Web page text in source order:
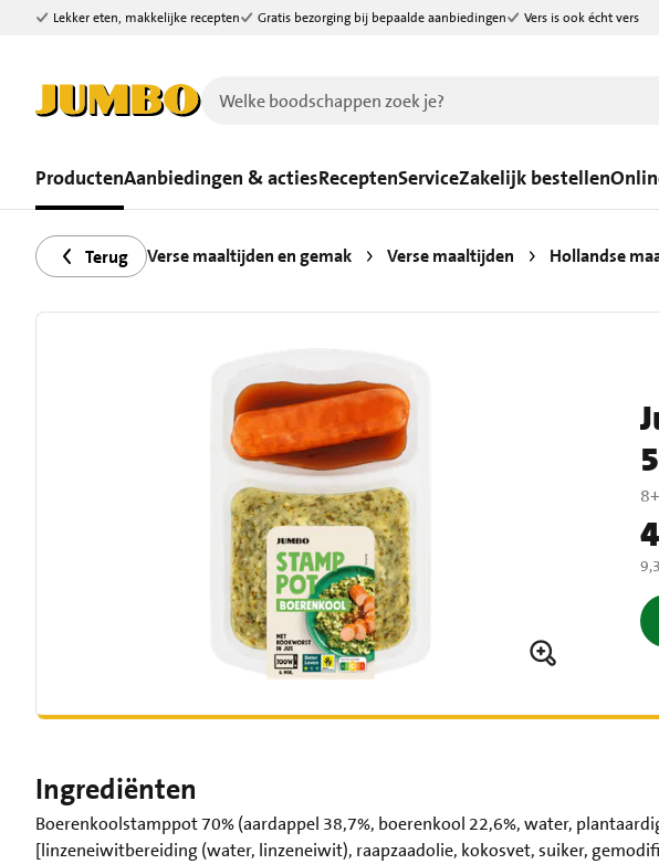
Ga naar zoeken
Ga naar hoofdinhoud
Lekker eten, makkelijke recepten Gratis bezorging bij bepaalde aanbiedingen Vers is ook écht vers
ProductenAanbiedingen & actiesReceptenServiceZakelijk bestellen
Terug Verse maaltijden en gemak Verse maaltijden Hollandse
4
€
Ingrediënten
Boerenkoolstamppot 70% (aardappel 38,7%, boerenkool 22,6%, water,
[linzeneiwitbereiding (water, linzeneiwit), raapzaadolie, kokosvet, suiker,